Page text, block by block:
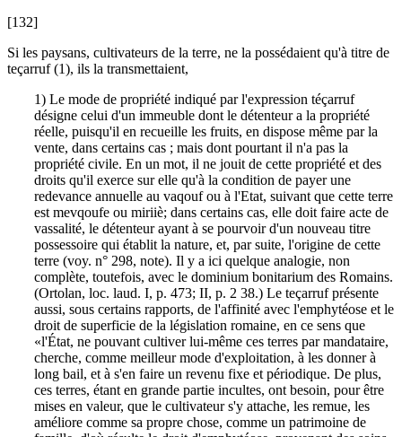
[132]
Si les paysans, cultivateurs de la terre, ne la possédaient qu'à titre de
teçarruf (1), ils la transmettaient,
1) Le mode de propriété indiqué par l'expression téçarruf
désigne celui d'un immeuble dont le détenteur a la propriété
réelle, puisqu'il en recueille les fruits, en dispose même par la
vente, dans certains cas ; mais dont pourtant il n'a pas la
propriété civile. En un mot, il ne jouit de cette propriété et des
droits qu'il exerce sur elle qu'à la condition de payer une
redevance annuelle au vaqouf ou à l'Etat, suivant que cette terre
est mevqoufe ou miriiè; dans certains cas, elle doit faire acte de
vassalité, le détenteur ayant à se pourvoir d'un nouveau titre
possessoire qui établit la nature, et, par suite, l'origine de cette
terre (voy. n° 298, note). Il y a ici quelque analogie, non
complète, toutefois, avec le dominium bonitarium des Romains.
(Ortolan, loc. laud. I, p. 473; II, p. 2 38.) Le teçarruf présente
aussi, sous certains rapports, de l'affinité avec l'emphytéose et le
droit de superficie de la législation romaine, en ce sens que
«l'État, ne pouvant cultiver lui-même ces terres par mandataire,
cherche, comme meilleur mode d'exploitation, à les donner à
long bail, et à s'en faire un revenu fixe et périodique. De plus,
ces terres, étant en grande partie incultes, ont besoin, pour être
mises en valeur, que le cultivateur s'y attache, les remue, les
améliore comme sa propre chose, comme un patrimoine de